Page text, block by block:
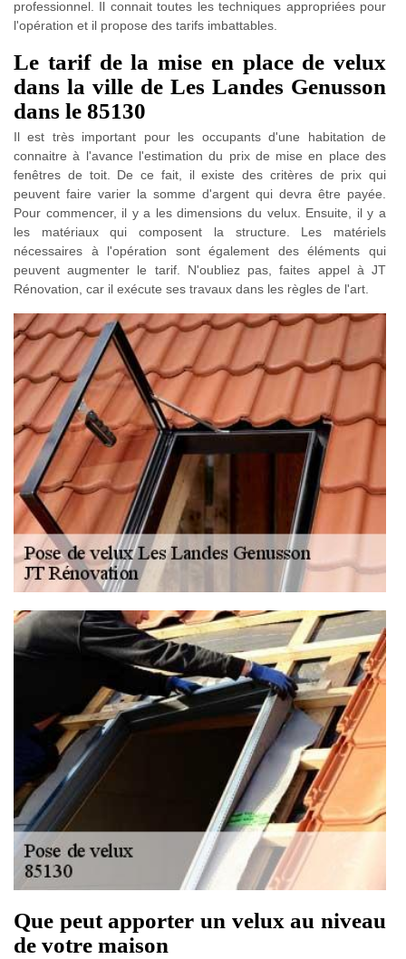
professionnel. Il connait toutes les techniques appropriées pour
l'opération et il propose des tarifs imbattables.
Le tarif de la mise en place de velux
dans la ville de Les Landes Genusson
dans le 85130
Il est très important pour les occupants d'une habitation de
connaitre à l'avance l'estimation du prix de mise en place des
fenêtres de toit. De ce fait, il existe des critères de prix qui
peuvent faire varier la somme d'argent qui devra être payée.
Pour commencer, il y a les dimensions du velux. Ensuite, il y a
les matériaux qui composent la structure. Les matériels
nécessaires à l'opération sont également des éléments qui
peuvent augmenter le tarif. N'oubliez pas, faites appel à JT
Rénovation, car il exécute ses travaux dans les règles de l'art.
Que peut apporter un velux au niveau
de votre maison